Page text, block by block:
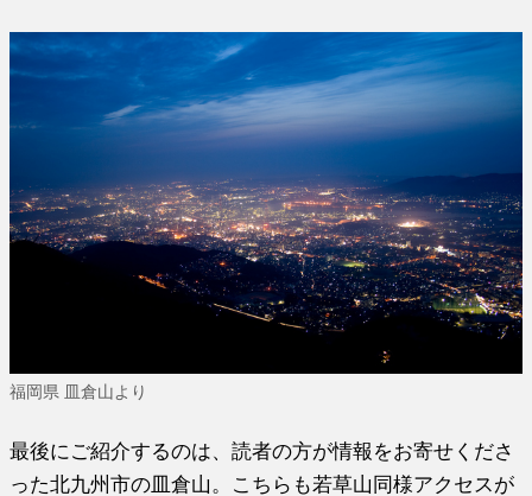
福岡県 皿倉山より
最後にご紹介するのは、読者の方が情報をお寄せくださ
った北九州市の皿倉山。こちらも若草山同様アクセスが